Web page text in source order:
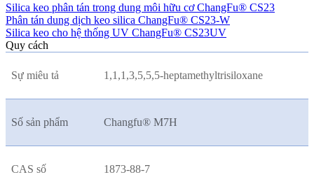
Silica keo phân tán trong dung môi hữu cơ ChangFu® CS23
Phân tán dung dịch keo silica ChangFu® CS23-W
Silica keo cho hệ thống UV ChangFu® CS23UV
Quy cách
Sự miêu tả 1,1,1,3,5,5,5-heptamethyltrisiloxane
Số sản phẩm Changfu® M7H
CAS số 1873-88-7